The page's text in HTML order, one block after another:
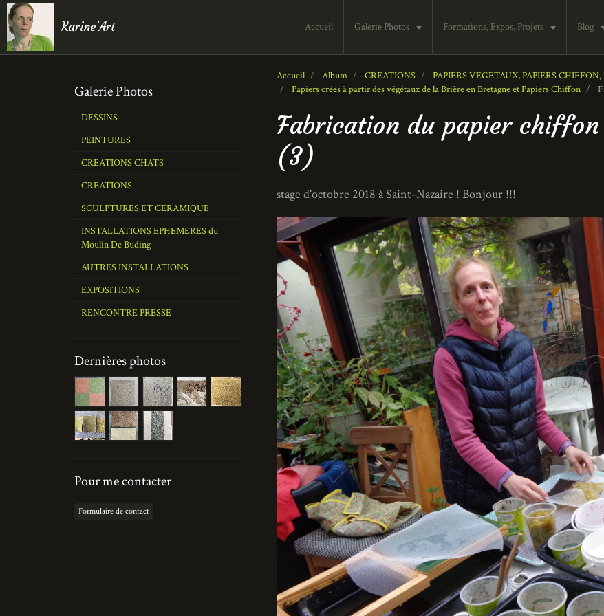
Karine'Art Accueil Galerie Photos Formations, Expos, Projets Blog
Accueil Album CREATIONS
PAPIERS VEGETAUX, PAPIERS CHIFFON,
Papiers crées à partir des végétaux de la Brière en Bretagne et Papiers Chiffon
Fabrication du papier
(3)
stage d'octobre 2018 à Saint-Nazaire ! Bonjour !!!
Galerie Photos
DESSINS
PEINTURES
CREATIONS CHATS
CREATIONS
SCULPTURES ET CERAMIQUE
INSTALLATIONS EPHEMERES du
Moulin De Buding
AUTRES INSTALLATIONS
EXPOSITIONS
RENCONTRE PRESSE
Dernières photos
Pour me contacter
Formulaire de contact